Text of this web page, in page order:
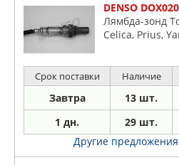
DENSO
Лямбда-зонд
Celica, Prius,
Срок поставки Наличие
Завтра 13 шт.
1 дн. 29 шт.
Другие